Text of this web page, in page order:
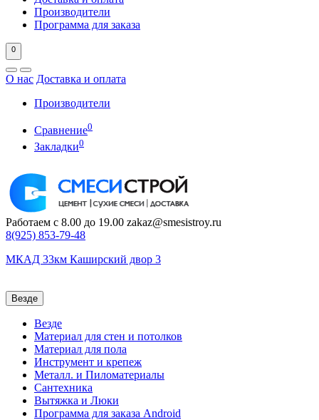
Производители
Программа для заказа
0
О нас Доставка и оплата
Производители
Сравнение0
Закладки0
Работаем с 8.00 до 19.00 zakaz@smesistroy.ru
8(925) 853-79-48
МКАД 33км Каширский двор 3
Везде
Везде
Материал для стен и потолков
Материал для пола
Инструмент и крепеж
Металл. и Пиломатериалы
Сантехника
Вытяжка и Люки
Программа для заказа Android